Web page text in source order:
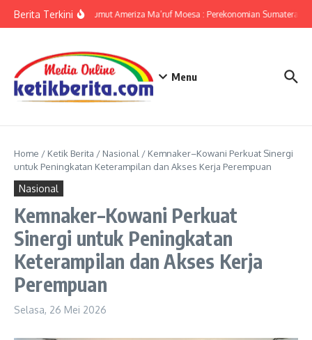
Berita TerkiniKPwBI Sumut Ameriza Ma’ruf Moesa : Perekonomian Sumatera
Menu
Home / Ketik Berita / Nasional / Kemnaker–Kowani Perkuat Sinergi
untuk Peningkatan Keterampilan dan Akses Kerja Perempuan
Nasional
Kemnaker–Kowani Perkuat
Sinergi untuk Peningkatan
Keterampilan dan Akses Kerja
Perempuan
Selasa, 26 Mei 2026